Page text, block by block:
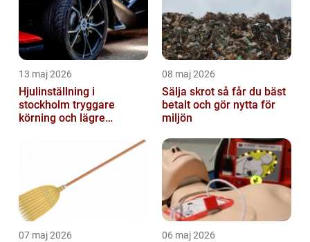
13 maj 2026
Hjulinställning i
stockholm tryggare
körning och lägre
08 maj 2026
Sälja skrot så får du bäst
betalt och gör nytta för
miljön
07 maj 2026 06 maj 2026